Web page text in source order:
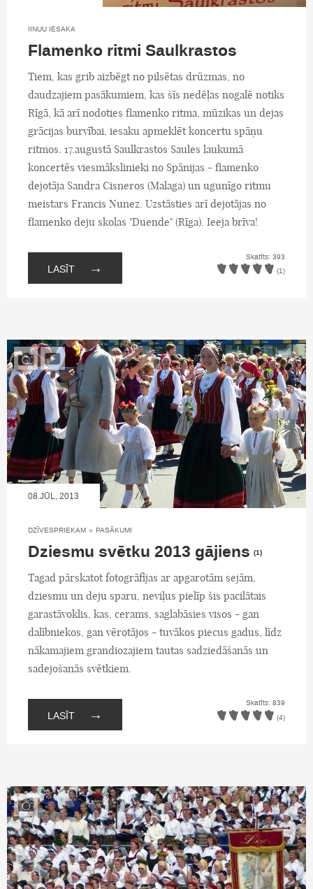
IINUU IESAKA
Flamenko ritmi Saulkrastos
Tiem, kas grib aizbēgt no pilsētas drūzmas, no
daudzajiem pasākumiem, kas šīs nedēļas nogalē notiks
Rīgā, kā arī nodoties flamenko ritma, mūzikas un dejas
grācijas burvībai, iesaku apmeklēt koncertu spāņu
ritmos. 17.augustā Saulkrastos Saules laukumā
koncertēs viesmākslinieki no Spānijas - flamenko
dejotāja Sandra Cisneros (Malaga) un ugunīgo ritmu
meistars Francis Nunez. Uzstāsties arī dejotājas no
flamenko deju skolas "Duende" (Rīga). Ieeja brīva!
LASĪT →
Skatīts: 393
(1)
08.JŪL, 2013
DZĪVESPRIEKAM » PASĀKUMI
Dziesmu svētku 2013 gājiens (1)
Tagad pārskatot fotogrāfijas ar apgarotām sejām,
dziesmu un deju sparu, neviļus pielīp šis pacilātais
garastāvoklis, kas, cerams, saglabāsies visos - gan
dalībniekos, gan vērotājos - tuvākos piecus gadus, līdz
nākamajiem grandiozajiem tautas sadziedāšanās un
sadejošanās svētkiem.
LASĪT →
Skatīts: 839
(4)